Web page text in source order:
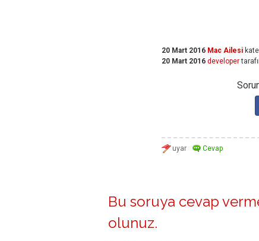
20 Mart 2016 Mac Ailesi
20 Mart 2016 developer
Bu soruya cevap
olunuz.